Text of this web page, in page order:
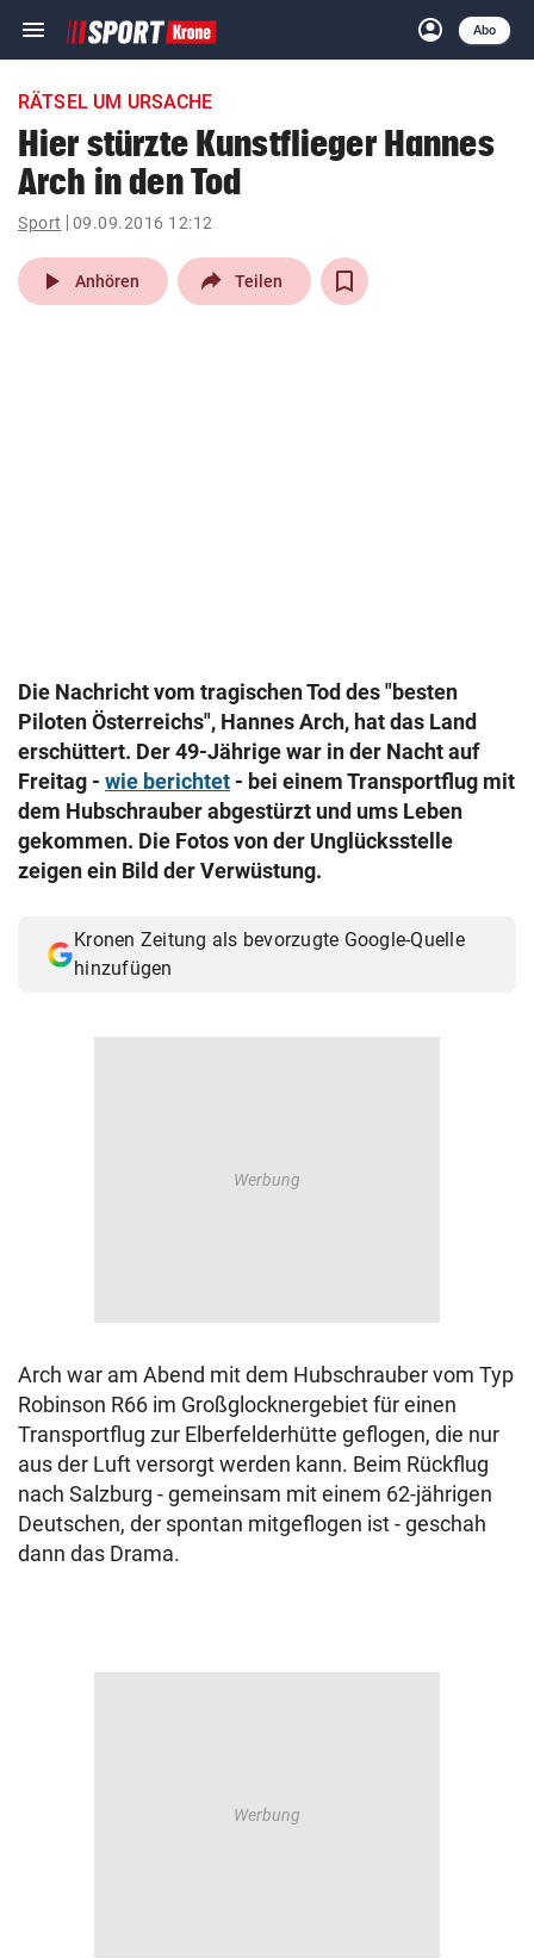
menu Navigation
ein-/ausklappen
account_circle
Anmelden
Abo
close Schließen
account_circle Anmelden
pin_drop
Wien arrow_right
RÄTSEL UM URSACHE
Hier stürzte Kunstflieger Hannes
Arch in den Tod
Sport 09.09.2016 12:12
play_arrow Anhören Teilen
Die Nachricht vom tragischen Tod des "besten
Piloten Österreichs", Hannes Arch, hat das Land
erschüttert. Der 49-Jährige war in der Nacht auf
Freitag - wie berichtet - bei einem Transportflug mit
dem Hubschrauber abgestürzt und ums Leben
gekommen. Die Fotos von der Unglücksstelle
zeigen ein Bild der Verwüstung.
Kronen Zeitung als bevorzugte Google-Quelle
hinzufügen
Arch war am Abend mit dem Hubschrauber vom Typ
Robinson R66 im Großglocknergebiet für einen
Transportflug zur Elberfelderhütte geflogen, die nur
aus der Luft versorgt werden kann. Beim Rückflug
nach Salzburg - gemeinsam mit einem 62-jährigen
Deutschen, der spontan mitgeflogen ist - geschah
dann das Drama.